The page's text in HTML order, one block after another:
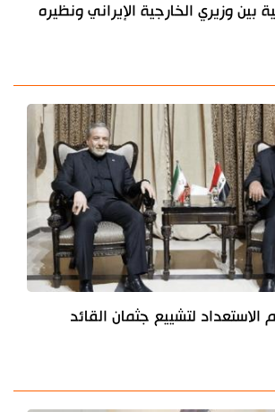
بين وزيري الخارجية الإيراني ونظيره
الاستعداد لتشييع جثمان القائد